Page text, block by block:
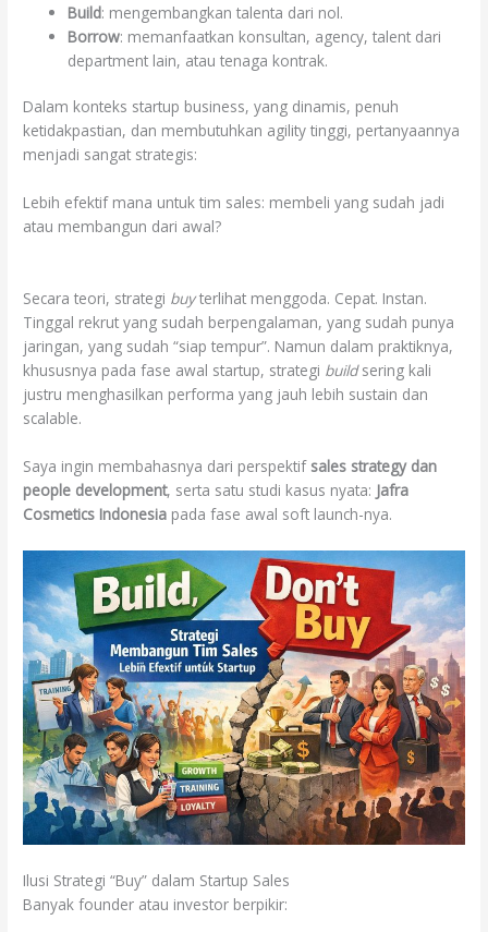
Build: mengembangkan talenta dari nol.
Borrow: memanfaatkan konsultan, agency, talent dari
department lain, atau tenaga kontrak.
Dalam konteks startup business, yang dinamis, penuh
ketidakpastian, dan membutuhkan agility tinggi, pertanyaannya
menjadi sangat strategis:
Lebih efektif mana untuk tim sales: membeli yang sudah jadi
atau membangun dari awal?
Secara teori, strategi buyterlihat menggoda. Cepat. Instan.
Tinggal rekrut yang sudah berpengalaman, yang sudah punya
jaringan, yang sudah “siap tempur”. Namun dalam praktiknya,
khususnya pada fase awal startup, strategi buildsering kali
justru menghasilkan performa yang jauh lebih sustain dan
scalable.
Saya ingin membahasnya dari perspektif sales strategy dan
people development, serta satu studi kasus nyata: Jafra
Cosmetics Indonesia pada fase awal soft launch-nya.
Ilusi Strategi “Buy” dalam Startup Sales
Banyak founder atau investor berpikir: